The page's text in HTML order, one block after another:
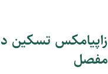
زاپیامکس تسکین
مفصل